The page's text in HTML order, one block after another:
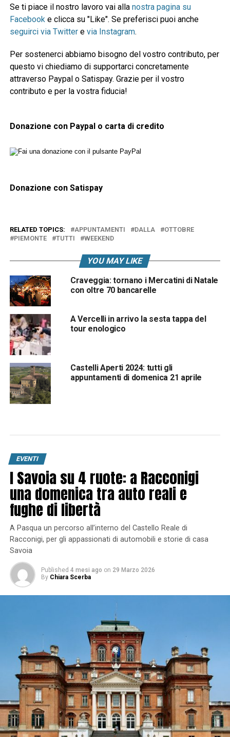
Se ti piace il nostro lavoro vai alla nostra pagina su
Facebooke clicca su "Like". Se preferisci puoi anche
seguirci via Twittere via Instagram.
Per sostenerci abbiamo bisogno del vostro contributo, per
questo vi chiediamo di supportarci concretamente
attraverso Paypal o Satispay. Grazie per il vostro
contributo e per la vostra fiducia!
Donazione con Paypal o carta di credito
Donazione con Satispay
RELATED TOPICS: APPUNTAMENTI DALLA
OTTOBRE
PIEMONTE
TUTTI WEEKEND
YOU MAY LIKE
Craveggia: tornano i Mercatini di Natale
con oltre 70 bancarelle
A Vercelli in arrivo la sesta tappa del
tour enologico
Castelli Aperti 2024: tutti gli
appuntamenti di domenica 21 aprile
EVENTI
I Savoia su 4 ruote: a Racconigi
una domenica tra auto reali e
fughe di libertà
A Pasqua un percorso all’interno del Castello Reale di
Racconigi, per gli appassionati di automobili e storie di casa
Savoia
Published 4 mesi ago on 29 Marzo 2026
By Chiara Scerba